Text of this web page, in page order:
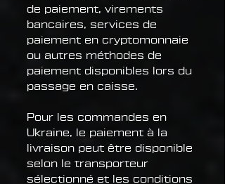
de paiement, virements
bancaires, services de
paiement en cryptomonnaie
ou autres méthodes de
paiement disponibles lors du
passage en caisse.
Pour les commandes en
Ukraine, le paiement à la
livraison peut être disponible
selon le transporteur
sélectionné et les conditions